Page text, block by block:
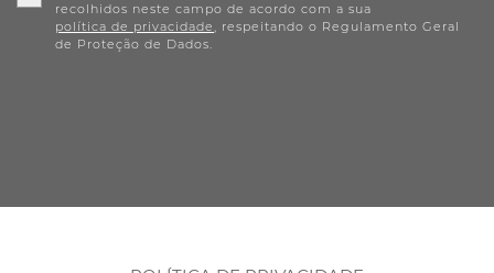
recolhidos neste campo de acordo com a sua
política de privacidade , respeitando o Regulamento Geral
de Proteção de Dados.